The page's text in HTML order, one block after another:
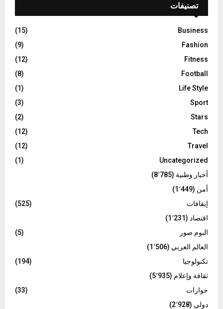
تصنيفات
Business
(15)
Fashion
(9)
Fitness
(12)
Football
(8)
Life Style
(1)
Sport
(3)
Stars
(2)
Tech
(12)
Travel
(12)
Uncategorized
(1)
أخبار وطنية (8٬785)
أمن (1٬449)
إيقافات
(525)
اقتصاد (1٬231)
البوم صور
(5)
العالم العربي (1٬506)
تكنولوجيا
(194)
ثقافة وإعلام (5٬935)
حوارات
(33)
دولي (2٬928)